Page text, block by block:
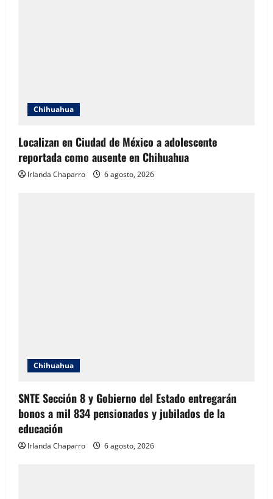
Chihuahua
Localizan en Ciudad de México a adolescente
reportada como ausente en Chihuahua
Irlanda Chaparro 6 agosto, 2026
Chihuahua
SNTE Sección 8 y Gobierno del Estado entregarán
bonos a mil 834 pensionados y jubilados de la
educación
Irlanda Chaparro 6 agosto, 2026